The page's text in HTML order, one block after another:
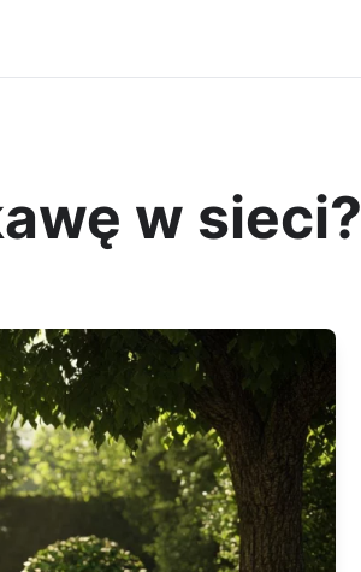
w sieci?